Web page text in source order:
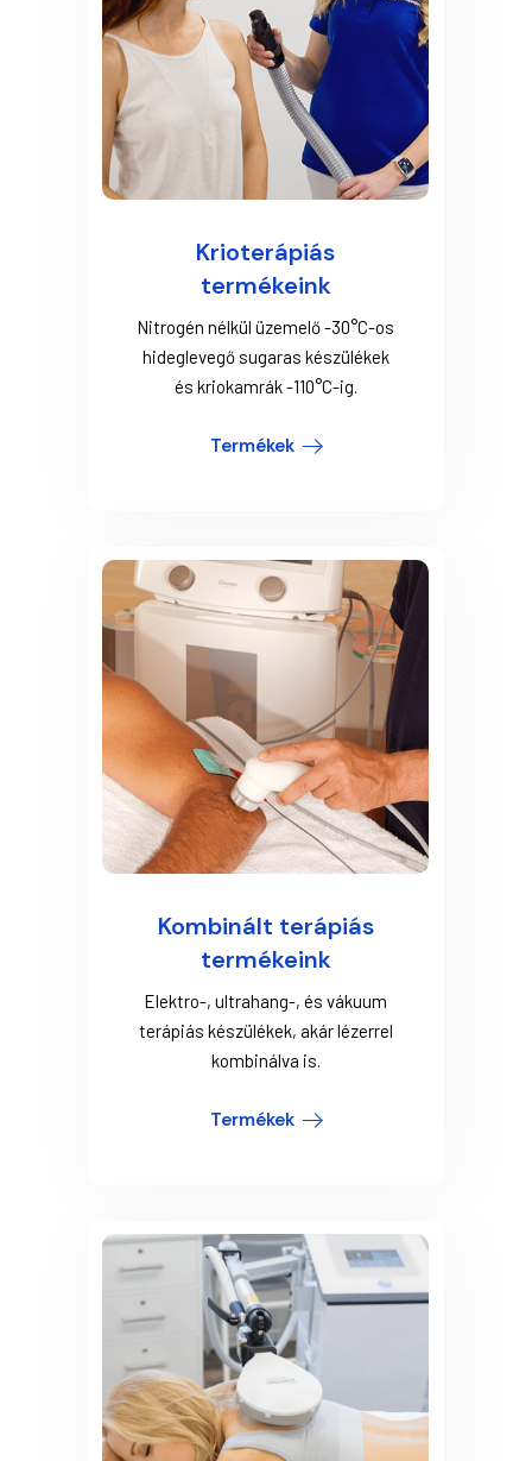
Krioterápiás
termékeink
Nitrogén nélkül üzemelő -30°C-os
hideglevegő sugaras készülékek
és kriokamrák -110°C-ig.
Termékek
Kombinált terápiás
termékeink
Elektro-, ultrahang-, és vákuum
terápiás készülékek, akár lézerrel
kombinálva is.
Termékek